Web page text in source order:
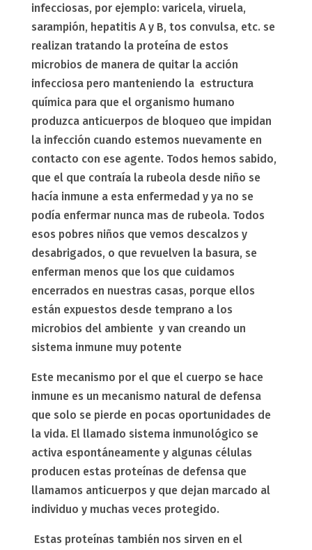
infecciosas, por ejemplo: varicela, viruela,
sarampión, hepatitis A y B, tos convulsa, etc. se
realizan tratando la proteína de estos
microbios de manera de quitar la acción
infecciosa pero manteniendo la estructura
química para que el organismo humano
produzca anticuerpos de bloqueo que impidan
la infección cuando estemos nuevamente en
contacto con ese agente. Todos hemos sabido,
que el que contraía la rubeola desde niño se
hacía inmune a esta enfermedad y ya no se
podía enfermar nunca mas de rubeola. Todos
esos pobres niños que vemos descalzos y
desabrigados, o que revuelven la basura, se
enferman menos que los que cuidamos
encerrados en nuestras casas, porque ellos
están expuestos desde temprano a los
microbios del ambiente y van creando un
sistema inmune muy potente
Este mecanismo por el que el cuerpo se hace
inmune es un mecanismo natural de defensa
que solo se pierde en pocas oportunidades de
la vida. El llamado sistema inmunológico se
activa espontáneamente y algunas células
producen estas proteínas de defensa que
llamamos anticuerpos y que dejan marcado al
individuo y muchas veces protegido.
Estas proteínas también nos sirven en el